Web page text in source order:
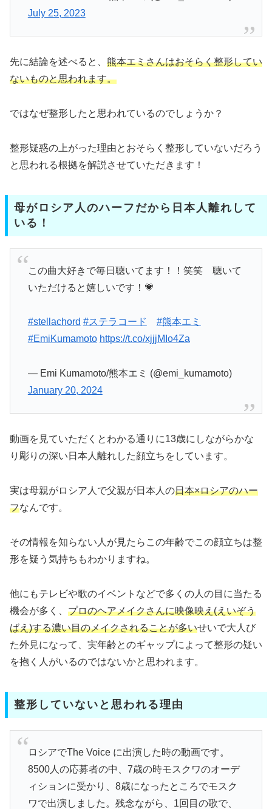
July 25, 2023
先に結論を述べると、 熊本エミさんはおそらく整形してい
ないものと思われます。
ではなぜ整形したと思われているのでしょうか？
整形疑惑の上がった理由とおそらく整形していないだろう
と思われる根拠を解説させていただきます！
母がロシア人のハーフだから日本人離れして
いる！
この曲大好きで毎日聴いてます！！笑笑 聴いて
いただけると嬉しいです！💗
#stellachord #ステラコード
#熊本エミ
#EmiKumamoto https://t.co/xjjjMIo4Za
— Emi Kumamoto/熊本エミ (@emi_kumamoto)
January 20, 2024
動画を見ていただくとわかる通りに13歳にしながらかな
り彫りの深い日本人離れした顔立ちをしています。
実は母親がロシア人で父親が日本人の日本×ロシアのハー
フなんです。
その情報を知らない人が見たらこの年齢でこの顔立ちは整
形を疑う気持ちもわかりますね。
他にもテレビや歌のイベントなどで多くの人の目に当たる
機会が多く、 プロのヘアメイクさんに映像映え(えいぞう
ばえ)する濃い目のメイクされることが多いせいで大人び
た外見になって、実年齢とのギャップによって整形の疑い
を抱く人がいるのではないかと思われます。
整形していないと思われる理由
ロシアでThe Voice に出演した時の動画です。
8500人の応募者の中、7歳の時モスクワのオーデ
ィションに受かり、8歳になったところでモスク
ワで出演しました。残念ながら、1回目の歌で、